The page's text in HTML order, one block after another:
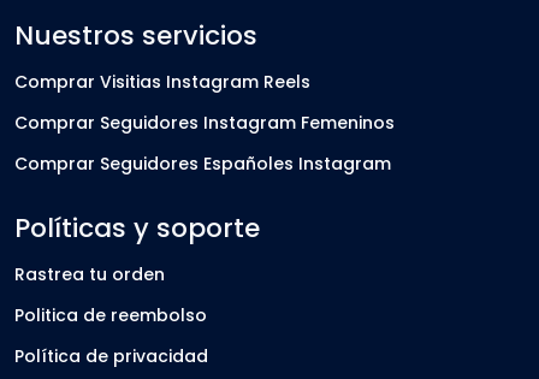
Nuestros servicios
Comprar Visitias Instagram Reels
Comprar Seguidores Instagram Femeninos
Comprar Seguidores Españoles Instagram
Políticas y soporte
Rastrea tu orden
Politica de reembolso
Política de privacidad